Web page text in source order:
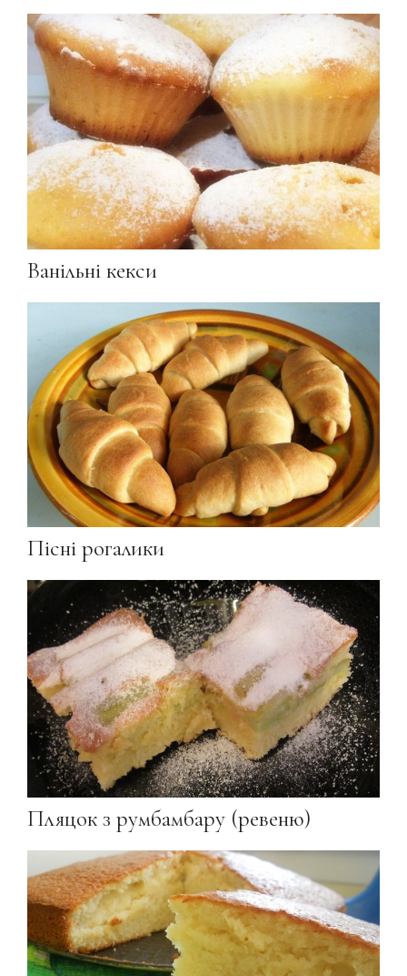
Ванільні кекси
Пісні рогалики
Пляцок з румбамбару (ревеню)